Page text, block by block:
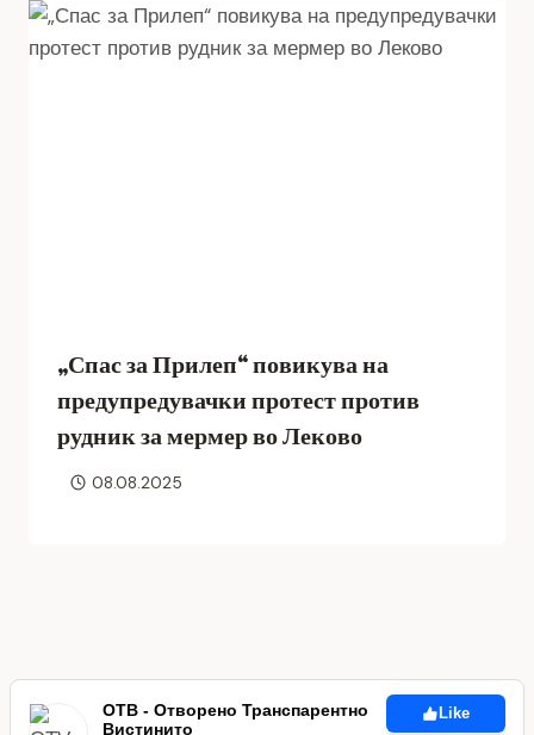
„Спас за Прилеп“ повикува на
предупредувачки протест против
рудник за мермер во Леково
08.08.2025
ОТВ - Отворено Транспарентно
Вистинито
Like